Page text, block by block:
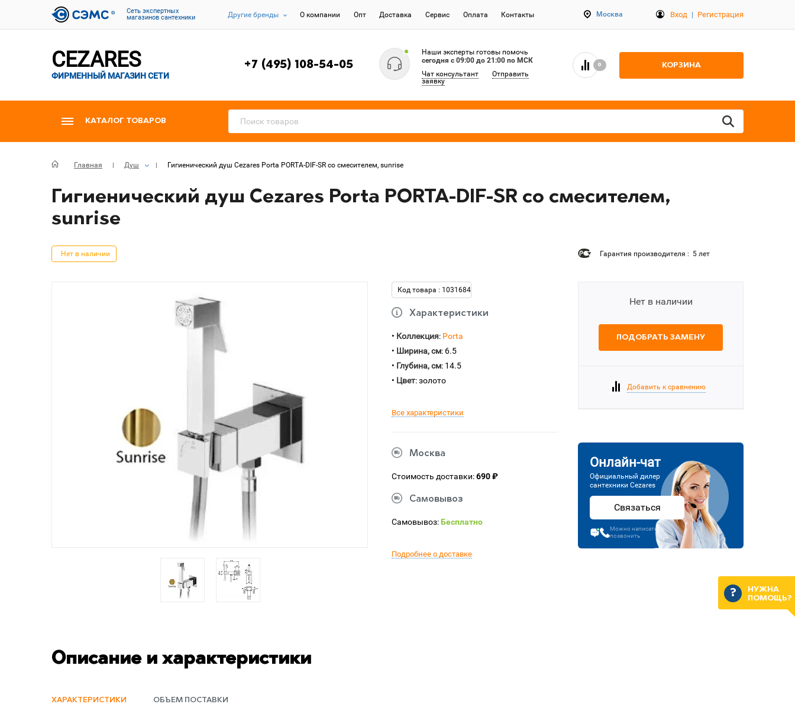
Cеть экспертных
магазинов сантехники
Другие бренды О компании Опт Доставка Сервис Оплата Контакты Москва Вход | Регистрация
CEZARES
ФИРМЕННЫЙ МАГАЗИН СЕТИ
+7 (495) 108-54-05
Наши эксперты готовы помочь
сегодня c 09:00 до 21:00 по МСК
Чат консультант
Отправить
заявку
0 КОРЗИНА
КАТАЛОГ ТОВАРОВ
Главная Душ Гигиенический душ Cezares Porta PORTA-DIF-SR со смесителем, sunrise
Гигиенический душ Cezares Porta PORTA-DIF-SR со смесителем,
sunrise
Нет в наличии Гарантия производителя : 5 лет
Код товара : 1031684
Характеристики
• Коллекция: Porta
• Ширина, см: 6.5
• Глубина, см: 14.5
• Цвет: золото
Все характеристики
Москва
Стоимость доставки:690 ₽
Самовывоз
Самовывоз:Бесплатно
Подробнее о доставке
Нет в наличии
ПОДОБРАТЬ ЗАМЕНУ
Добавить к сравнению
Онлайн-чат
Официальный дилер
сантехники Cezares
Связаться
Можно написать или
позвонить
Описание и характеристики
ХАРАКТЕРИСТИКИ ОБЪЕМ ПОСТАВКИ
НУЖНА
ПОМОЩЬ?